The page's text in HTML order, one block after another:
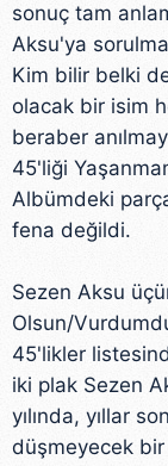
sonuç tam
Aksu'ya
Kim bilir belki
olacak bir isim
beraber
45'liği
Albümdeki
fena değildi.
Sezen Aksu
Olsun/
45'likler
iki plak Sezen
yılında, yıllar
düşmeyecek bir